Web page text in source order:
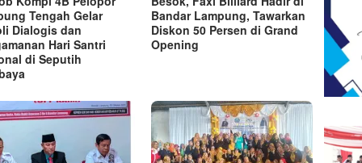
Tengah Gelar
Dialogis dan
Hari Santri
di Seputih
Bandar Lampung, Tawarkan
Diskon 50 Persen di Grand
Opening